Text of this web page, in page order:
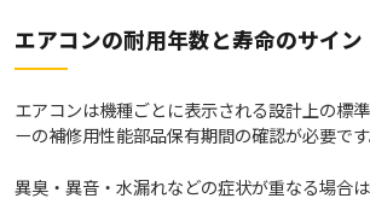
エアコンの耐用年数と寿命のサイン
エアコンは機種ごとに表示される設計上の標
ーの補修用性能部品保有期間の確認が必要です
異臭・異音・水漏れなどの症状が重なる場合